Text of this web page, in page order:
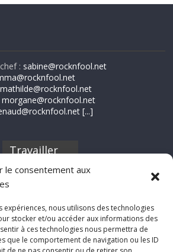
le consentement aux
expériences, nous utilisons des technologies
stocker et/ou accéder aux informations des
à ces technologies nous permettra de
que le comportement de navigation ou les ID
: sabine@rocknfool.net
mathilde@rocknfool.net
morgane@rocknfool.net
[...]
Travailler
Si tu souhaites
Rocknfool, n'hésite
pas à nous envoyer
tes chroniques de
concerts, de films,